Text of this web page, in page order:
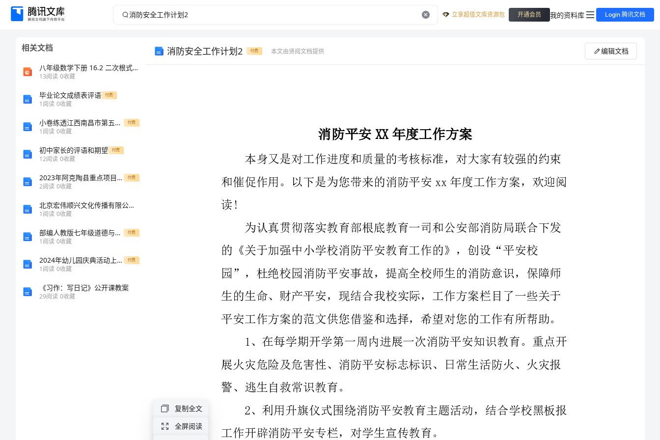
消
立享超值文库资源包 开通会员 我的资料库 Login 腾讯文档
相关文档
八年级数学下册 16.2 二次根式的乘除（第2课时）课件 （新版）新人教版
13阅读 0收藏
毕业论文成绩表评语 付费
1阅读 0收藏
小卷练透江西南昌市第五中学实验学校数学八年级下册三角形定向测试试卷（详解版） 付费
1阅读 0收藏
初中家长的评语和期望 付费
12阅读 0收藏
2023年阿克陶县重点项目计划表 付费
2阅读 0收藏
北京宏伟顺兴文化传播有限公司介绍企业发展分析报告
1阅读 0收藏
部编人教版七年级道德与法治上册期中考试题部编人教版 付费
1阅读 0收藏
2024年幼儿园庆典活动上的讲话稿 付费
1阅读 0收藏
《习作：写日记》公开课教案
29阅读 0收藏
消防安全工作计划2 付费 本文由贤阅文档提供 编辑文档
环境燃烧废纸或枯枝败叶现象。
(2)教学楼、师生宿舍、学生食堂平安疏散出口及通道是否畅
通。
和催促作用。以下是为您带来的消防平安xx年度工作方案，欢迎阅
为认真贯彻落实教育部根底教育一司和公安部消防局联合下发
生的生命、财产平安，现结合我校实际，工作方案栏目了一些关于
平安工作方案的范文供您借鉴和选择，希望对您的工作有所帮助。
1、在每学期开学第一周内进展一次消防平安知识教育。重点开
警、逃生自救常识教育。
2、利用升旗仪式围绕消防平安教育主题活动，结合学校黑板报
工作开辟消防平安专栏，对学生宣传教育。
复制全文
全屏阅读